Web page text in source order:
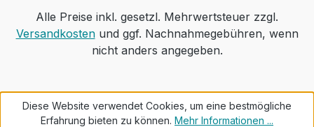
Alle Preise inkl. gesetzl. Mehrwertsteuer zzgl.
Versandkostenund ggf. Nachnahmegebühren, wenn
nicht anders angegeben.
Diese Website verwendet Cookies, um eine bestmögliche
Erfahrung bieten zu können. Mehr Informationen ...